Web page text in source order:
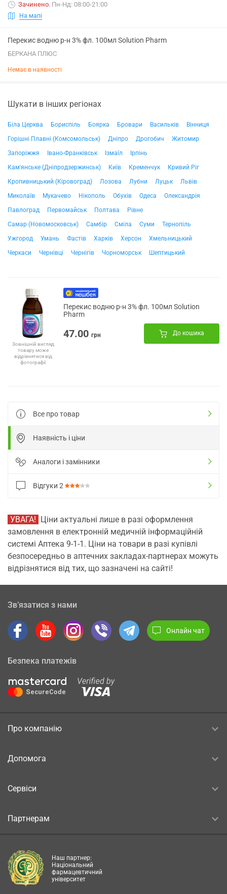
Зачинено. Пн-Нд: 08:00-21:00
На мапі
Перекис водню р-н 3% фл. 100мл Solution Pharm
БЕРКАНА ПЛЮС
Немає в наявності
Шукати в інших регіонах
Біла Церква Бориспіль Боярка Бровари Васильків
Вінниця
Горішні Плавні (Комсомольськ)
Дніпро Дрогобич
Житомир
Запоріжжя
Івано-Франківськ Ізмаїл
Ірпінь
Кам'янське (Дніпродзержинськ)
Київ Кременчук
Кривий Ріг
Кропивницький (Кіровоград)
Лозова Лубни Луцьк
Львів
Миколаїв
Мукачево Нікополь Обухів Одеса
Олександрія
Павлоград
Первомайськ Полтава
Рівне
Самар (Новомосковськ)
Самбір Сміла Суми
Тернопіль
Ужгород
Умань Фастів Харків Херсон
Хмельницький
Черкаси
Чернівці Чернігів Чорноморськ Шептицький
Зовнішній вигляд
товару може
відрізнятися від
фотографії
Перекис водню р-н 3% фл. 100мл Solution
Pharm
47.00 грн До кошика
Все про товар
Наявність і ціни
Аналоги і замінники
Відгуки 2
УВАГА! Ціни актуальні лише в разі оформлення
замовлення в електронній медичній інформаційній
системі Аптека 9-1-1. Ціни на товари в разі купівлі
безпосередньо в аптечних закладах-партнерах можуть
відрізнятися від тих, що зазначені на сайті!
Зв’язатися з нами
Онлайн чат
Безпека платежів
Про компанію
Допомога
Сервіси
Партнерам
Наш партнер:
Національний
фармацевтичний
університет